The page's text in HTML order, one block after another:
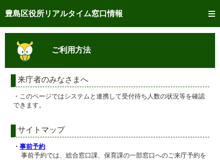
豊島区役所リアルタイム窓口情報
トップページへ
ご利用方法
事前予約
予約状況確認
リアルタイム 窓口混雑状況
メール通知登録
ご利用方法
来庁者のみなさまへ
・このページではシステムと連携して受付待ち人数の状況等を確認
できます。
サイトマップ
・ 事前予約
事前予約では、総合窓口課、保育課の一部窓口へのご来庁予約を